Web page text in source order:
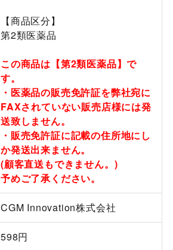
【商品区分】
第2類医薬品
この商品は【第2類医薬品】で
す。
・医薬品の販売免許証を弊社宛に
FAXされていない販売店様には発
送致しません。
・販売免許証に記載の住所地にし
か発送出来ません。
(顧客直送もできません。)
予めご了承ください。
CGM Innovation株式会社
598円